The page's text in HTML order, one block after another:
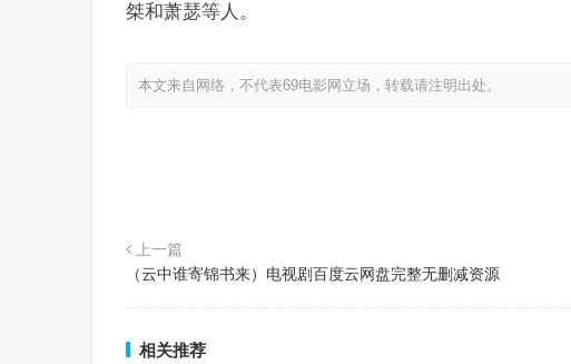
桀和萧瑟等人。
本文来自网络，不代表69电影网立场，转载请注明出处。
上一篇
（云中谁寄锦书来）电视剧百度云网盘完整无删减资源
相关推荐